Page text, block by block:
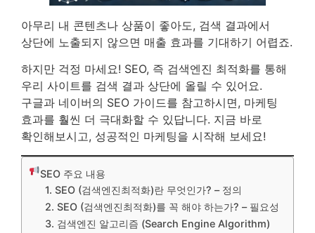
아무리 내 콘텐츠나 상품이 좋아도, 검색 결과에서
상단에 노출되지 않으면 매출 효과를 기대하기 어렵죠.
하지만 걱정 마세요! SEO, 즉 검색엔진 최적화를 통해
우리 사이트를 검색 결과 상단에 올릴 수 있어요.
구글과 네이버의 SEO 가이드를 참고하시면, 마케팅
효과를 훨씬 더 극대화할 수 있답니다. 지금 바로
확인해보시고, 성공적인 마케팅을 시작해 보세요!
SEO 주요 내용
1. SEO (검색엔진최적화)란 무엇인가? – 정의
2. SEO (검색엔진최적화)를 꼭 해야 하는가? – 필요성
3. 검색엔진 알고리즘 (Search Engine Algorithm)